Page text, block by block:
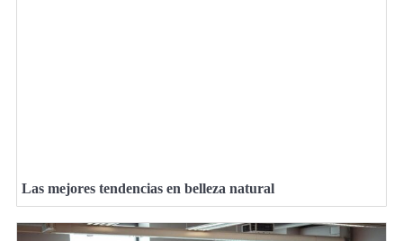
Las mejores tendencias en belleza natural